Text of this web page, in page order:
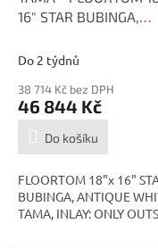
A
R
16" STAR BUBINGA,
TBF1816S-ATW
Do 2 týdnů
38 714 Kč bez DPH
46 844 Kč
Do košíku
FLOORTOM 18"x 16"
BUBINGA, ANTIQUE
TAMA, INLAY: ONLY